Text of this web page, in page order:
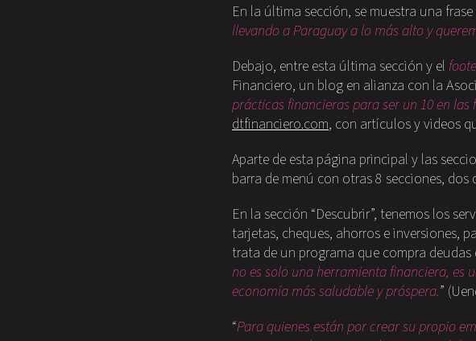
En la última sección, se muestra una
llevando a Paraguay a lo más alto y
Debajo, entre esta última sección y el
Financiero, un blog en alianza con la
prácticas financieras para ser un 10 en las
dtfinanciero.com, con artículos y videos
Aparte de esta página principal y las
barra de menú con otras 8 secciones, dos
En la sección “Descubrir”, tenemos los
tarjetas, cheques, ahorros e inversiones,
trata de un programa que compra
no es solo una herramienta financiera, es
economía más saludable y próspera.”
“Para quienes están por crear su propio